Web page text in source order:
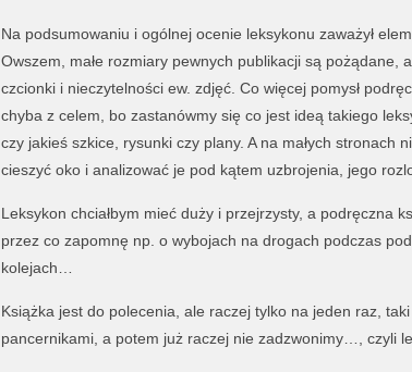
Na podsumowaniu i ogólnej ocenie leksykonu zaważył
Owszem, małe rozmiary pewnych publikacji są pożądane,
czcionki i nieczytelności ew. zdjęć. Co więcej pomysł
chyba z celem, bo zastanówmy się co jest ideą takiego
czy jakieś szkice, rysunki czy plany. A na małych stronach
cieszyć oko i analizować je pod kątem uzbrojenia, jego
Leksykon chciałbym mieć duży i przejrzysty, a podręczna
przez co zapomnę np. o wybojach na drogach podczas
kolejach…
Książka jest do polecenia, ale raczej tylko na jeden raz,
pancernikami, a potem już raczej nie zadzwonimy…, czyli